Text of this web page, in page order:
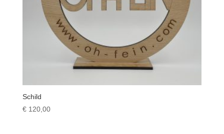
Schild
€120,00